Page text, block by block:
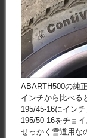
ABARTH500の純
インチから比べる
195/45-16にイン
195/50-16をチョ
せっかく雪道用な